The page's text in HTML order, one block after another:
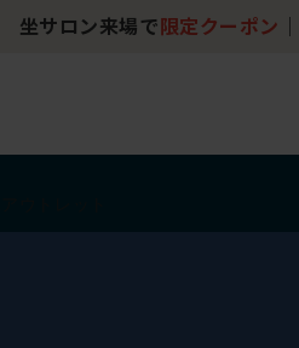
坐サロン来場で 限定クーポン